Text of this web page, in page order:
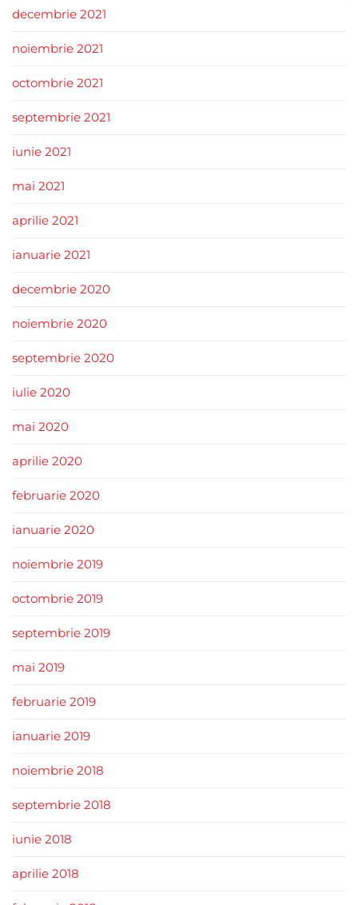
decembrie 2021
noiembrie 2021
octombrie 2021
septembrie 2021
iunie 2021
mai 2021
aprilie 2021
ianuarie 2021
decembrie 2020
noiembrie 2020
septembrie 2020
iulie 2020
mai 2020
aprilie 2020
februarie 2020
ianuarie 2020
noiembrie 2019
octombrie 2019
septembrie 2019
mai 2019
februarie 2019
ianuarie 2019
noiembrie 2018
septembrie 2018
iunie 2018
aprilie 2018